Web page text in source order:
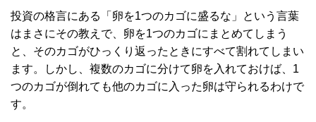
投資の格言にある「卵を1つのカゴに盛るな」という言葉
はまさにその教えで、卵を1つのカゴにまとめてしまう
と、そのカゴがひっくり返ったときにすべて割れてしまい
ます。しかし、複数のカゴに分けて卵を入れておけば、1
つのカゴが倒れても他のカゴに入った卵は守られるわけで
す。